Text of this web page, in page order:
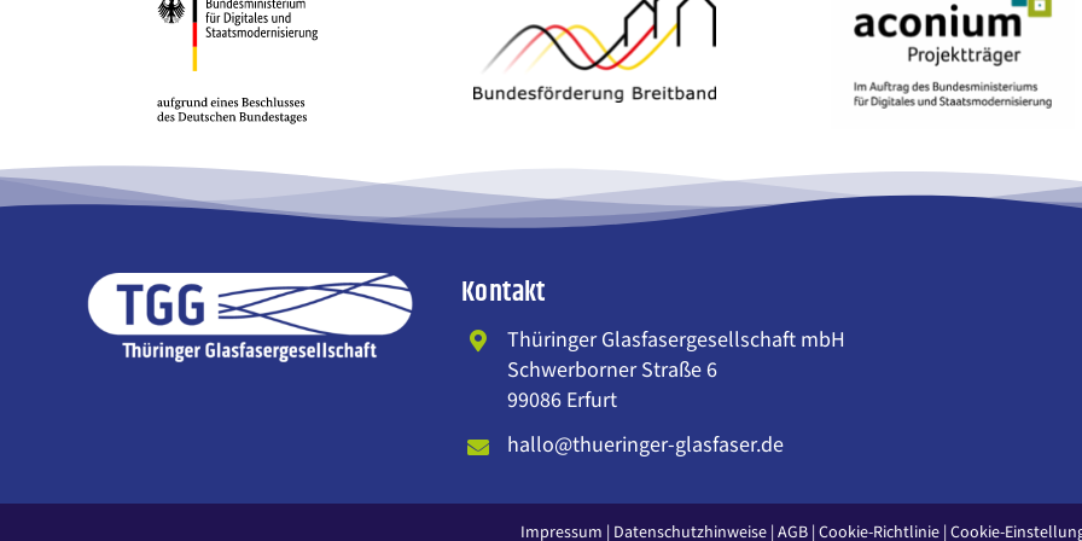
Kontakt
Thüringer Glasfasergesellschaft mbH
Schwerborner Straße 6
99086 Erfurt
hallo@thueringer-glasfaser.de
Impressum Datenschutzhinweise| AGB| Cookie-Richtlinie| Cookie-